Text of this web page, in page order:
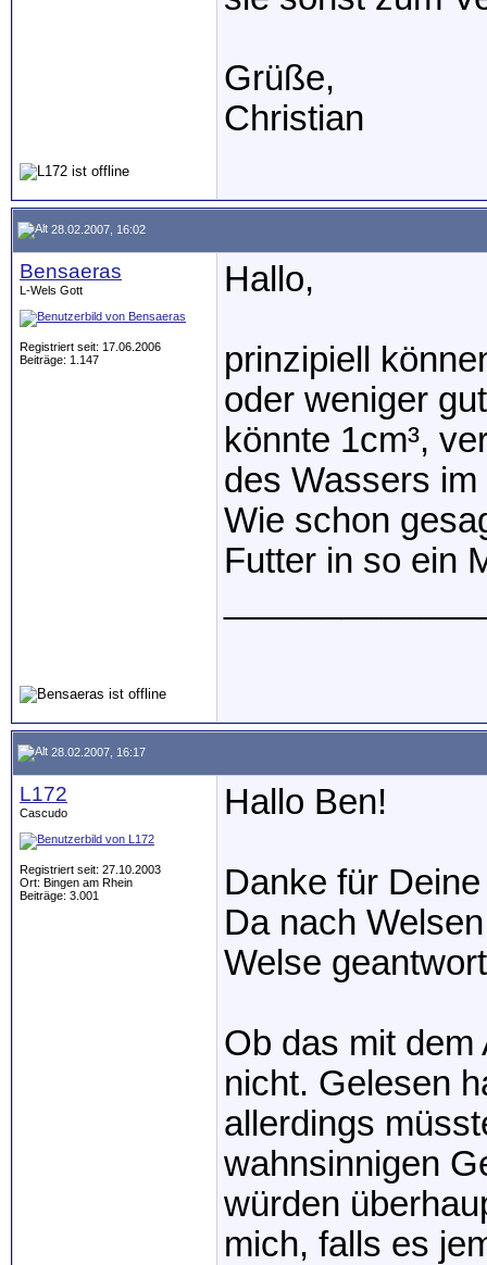
Grüße,
Christian
28.02.2007, 16:02
Bensaeras
L-Wels Gott
Registriert seit: 17.06.2006
Beiträge: 1.147
Hallo,
prinzipiell
oder weniger
könnte 1cm³,
des Wassers
Wie schon
Futter in so ein
28.02.2007, 16:17
L172
Cascudo
Registriert seit: 27.10.2003
Ort: Bingen am Rhein
Beiträge: 3.001
Hallo Ben!
Danke für
Da nach
Welse
Ob das mit
nicht. Gelesen
allerdings
wahnsinnigen
würden
mich, falls es